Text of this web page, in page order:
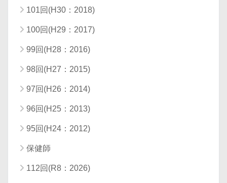
101回(H30：2018)
100回(H29：2017)
99回(H28：2016)
98回(H27：2015)
97回(H26：2014)
96回(H25：2013)
95回(H24：2012)
保健師
112回(R8：2026)